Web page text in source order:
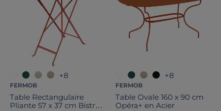
+8
FERMOB
Table Rectangulaire
Pliante 57 x 37 cm Bistro
+8
FERMOB
Table Ovale 160 x 90 cm
Opéra+ en Acier